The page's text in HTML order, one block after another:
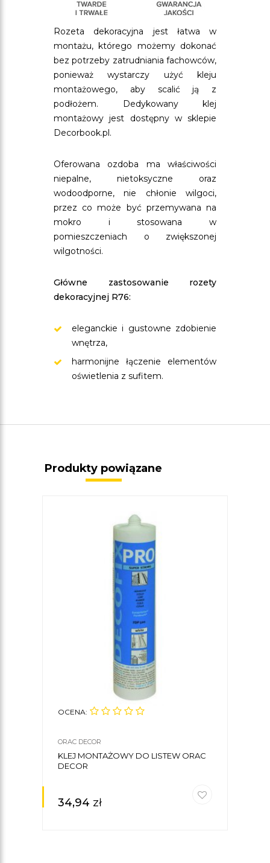
Rozeta dekoracyjna jest łatwa w
montażu, którego możemy dokonać
bez potrzeby zatrudniania fachowców,
ponieważ wystarczy użyć kleju
montażowego, aby scalić ją z
podłożem. Dedykowany klej
montażowy jest dostępny w sklepie
Decorbook.pl.
Oferowana ozdoba ma właściwości
niepalne, nietoksyczne oraz
wodoodporne, nie chłonie wilgoci,
przez co może być przemywana na
mokro i stosowana w
pomieszczeniach o zwiększonej
wilgotności.
Główne zastosowanie rozety
dekoracyjnej R76:
eleganckie i gustowne zdobienie
wnętrza,
harmonijne łączenie elementów
oświetlenia z sufitem.
Produkty powiązane
OCENA:
ORAC DECOR
KLEJ MONTAŻOWY DO LISTEW ORAC
DECOR
34,94 zł